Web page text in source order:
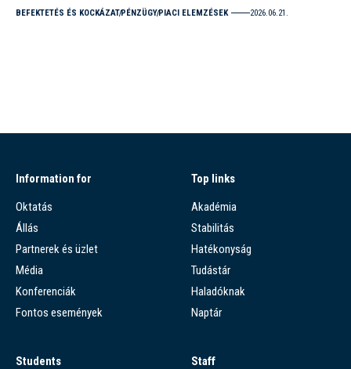
BEFEKTETÉS ÉS KOCKÁZATPÉNZÜGYPIACI ELEMZÉSEK 2026.06.21.
Information for
Oktatás
Állás
Partnerek és üzlet
Média
Konferenciák
Fontos események
Top links
Akadémia
Stabilitás
Hatékonyság
Tudástár
Haladóknak
Naptár
Students
Staff